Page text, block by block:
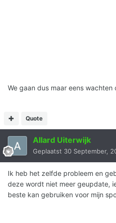
We gaan dus maar eens wachten
Quote
Allard Uiterwijk
Geplaatst 30 September,
Ik heb het zelfde probleem en
deze wordt niet meer geupdate,
beste kan gebruiken voor mijn